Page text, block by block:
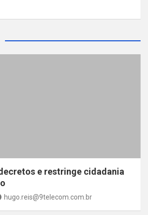
e restringe cidadania
hugo.reis@9telecom.com.br